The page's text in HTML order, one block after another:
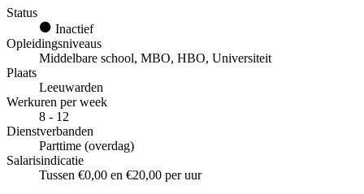
Status
Inactief
Opleidingsniveaus
Middelbare school, MBO, HBO, Universiteit
Plaats
Leeuwarden
Werkuren per week
8 - 12
Dienstverbanden
Parttime (overdag)
Salarisindicatie
Tussen €0,00 en €20,00 per uur